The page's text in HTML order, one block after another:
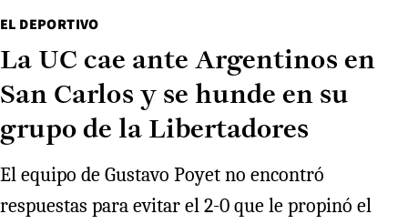
EL DEPORTIVO
La UC cae ante Argentinos en
San Carlos y se hunde en su
grupo de la Libertadores
El equipo de Gustavo Poyet no encontró
respuestas para evitar el 2-0 que le propinó el